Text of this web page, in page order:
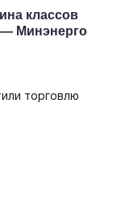
классов
— Минэнерго